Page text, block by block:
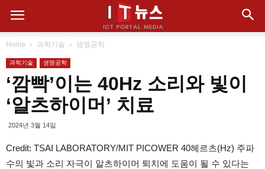
Home 과학기술 생명공학
과학기술 생명공학
‘깜빡’이는 40Hz 소리와 빛이
‘알츠하이머’ 치료
2024년 3월 14일
Credit: TSAI LABORATORY/MIT PICOWER 40헤르츠(Hz) 주파
수의 빛과 소리 자극이 알츠하이머 퇴치에 도움이 될 수 있다는